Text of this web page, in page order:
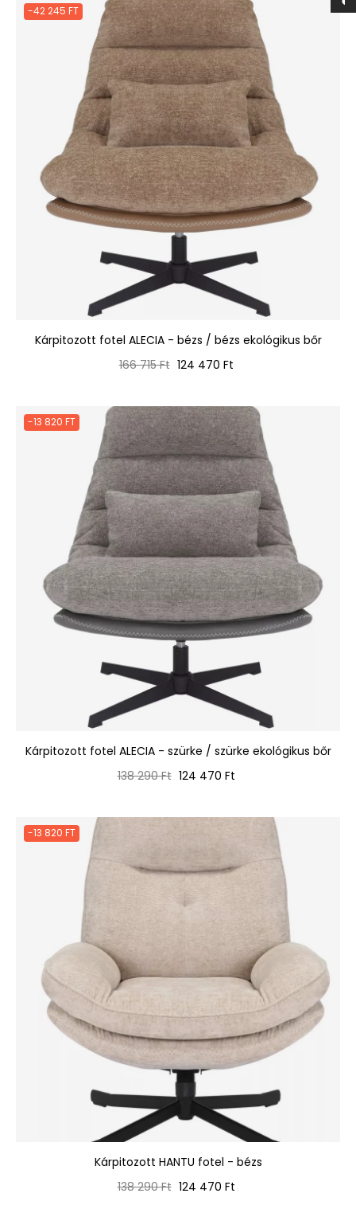
-42 245 FT
Kárpitozott fotel ALECIA - bézs / bézs ekológikus bőr
Normál
166 715 Ft Ár
124 470 Ft
-13 820 FT
Kárpitozott fotel ALECIA - szürke / szürke ekológikus bőr
Normál
138 290 Ft Ár
124 470 Ft
-13 820 FT
Kárpitozott HANTU fotel - bézs
Normál
138 290 Ft Ár
124 470 Ft